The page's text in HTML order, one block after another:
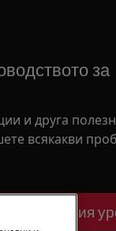
за
и друга
всякакви
за Вашия